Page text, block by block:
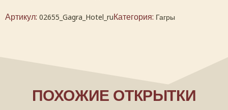
Артикул: 02655_Gagra_Hotel_ruКатегория: Гагры
ПОХОЖИЕ ОТКРЫТКИ